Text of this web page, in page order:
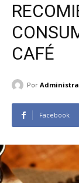
CAFÉ
Por
Facebook